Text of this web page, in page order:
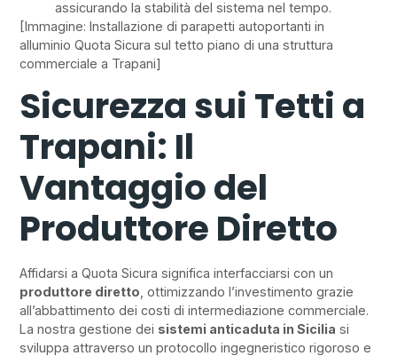
assicurando la stabilità del sistema nel tempo.
[Immagine: Installazione di parapetti autoportanti in
alluminio Quota Sicura sul tetto piano di una struttura
commerciale a Trapani]
Sicurezza sui Tetti a
Trapani: Il
Vantaggio del
Produttore Diretto
Affidarsi a Quota Sicura significa interfacciarsi con un
produttore diretto , ottimizzando l’investimento grazie
all’abbattimento dei costi di intermediazione commerciale.
La nostra gestione dei sistemi anticaduta in Sicilia si
sviluppa attraverso un protocollo ingegneristico rigoroso e